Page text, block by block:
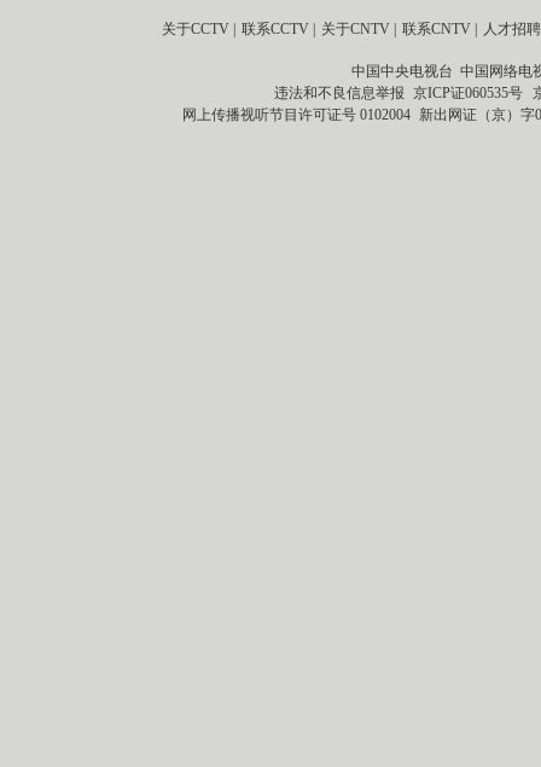
关于CCTV | 联系CCTV | 关于CNTV | 联系CNTV | 人才招聘
中国中央电视台 中国网络电
违法和不良信息举报 京ICP证060535号
网上传播视听节目许可证号 0102004 新出网证（京）